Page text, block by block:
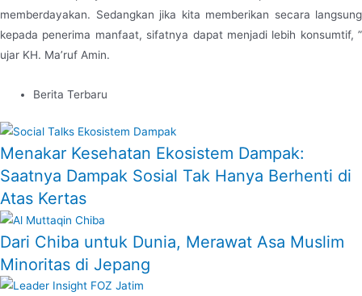
memberdayakan. Sedangkan jika kita memberikan secara langsung
kepada penerima manfaat, sifatnya dapat menjadi lebih konsumtif, ”
ujar KH. Ma’ruf Amin.
Berita Terbaru
Menakar Kesehatan Ekosistem Dampak:
Saatnya Dampak Sosial Tak Hanya Berhenti di
Atas Kertas
Dari Chiba untuk Dunia, Merawat Asa Muslim
Minoritas di Jepang